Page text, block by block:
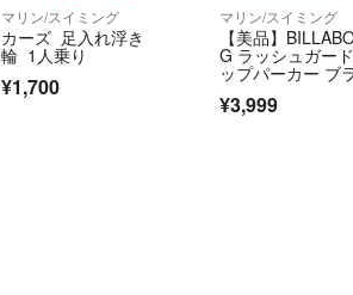
マリン/スイミング
カーズ 足入れ浮き
輪 1人乗り
¥1,700
マリン/スイミング
【美品】
G ラッシュガー
ップパーカー ブ
¥3,999